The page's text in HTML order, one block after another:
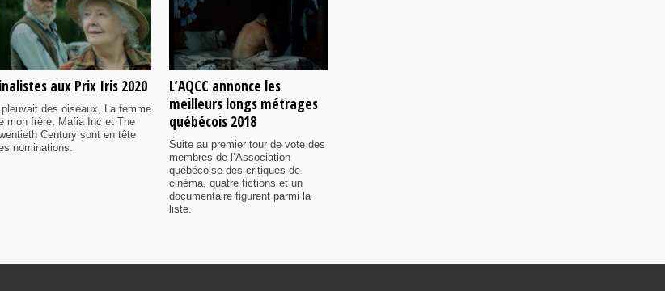
aux Prix Iris 2020
des oiseaux, La femme
mon frère, Mafia Inc et The
Century sont en tête
nominations.
L’AQCC annonce les
meilleurs longs métrages
québécois 2018
Suite au premier tour de vote des
membres de l’Association
québécoise des critiques de
cinéma, quatre fictions et un
documentaire figurent parmi la
liste.